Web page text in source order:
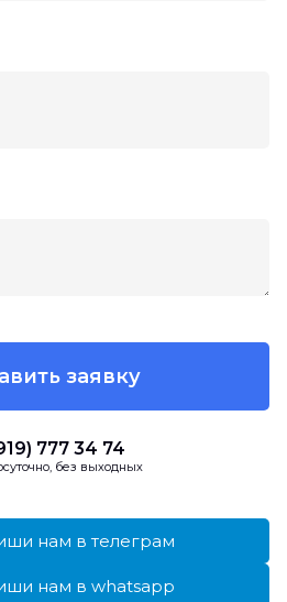
777 34 74
без выходных
нам в телеграм
нам в whatsapp